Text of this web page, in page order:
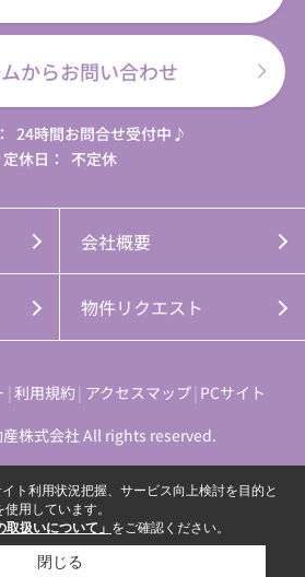
からお問い合わせ
24時間お問合せ受付中♪
定休日：
不定休
会社概要
物件リクエスト
利用規約 アクセスマップ PCサイト
株式会社 All rights reserved.
ト利用状況把握、サービス向上検討を目的と
用しています。
取扱いについて」 をご確認ください。
閉じる